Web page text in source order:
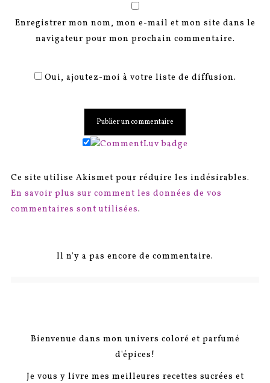
Enregistrer mon nom, mon e-mail et mon site dans le
navigateur pour mon prochain commentaire.
Oui, ajoutez-moi à votre liste de diffusion.
Ce site utilise Akismet pour réduire les indésirables.
En savoir plus sur comment les données de vos
commentaires sont utilisées.
Il n'y a pas encore de commentaire.
Bienvenue dans mon univers coloré et parfumé
d'épices!
Je vous y livre mes meilleures recettes sucrées et